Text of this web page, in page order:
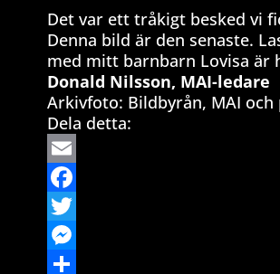
Det var ett tråkigt besked vi
Denna bild är den senaste.
med mitt barnbarn Lovisa är
Donald Nilsson, MAI-ledare
Arkivfoto: Bildbyrån, MAI och
Dela detta:
Email
Facebook
Twitter
Messenger